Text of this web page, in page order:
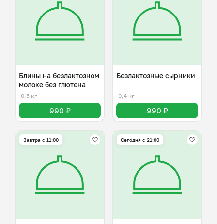
Блины на безлактозном
молоке без глютена
0,5 кг
990 ₽
Безлактозные сырники
0,4 кг
990 ₽
Завтра c 11:00 Сегодня с 21:00